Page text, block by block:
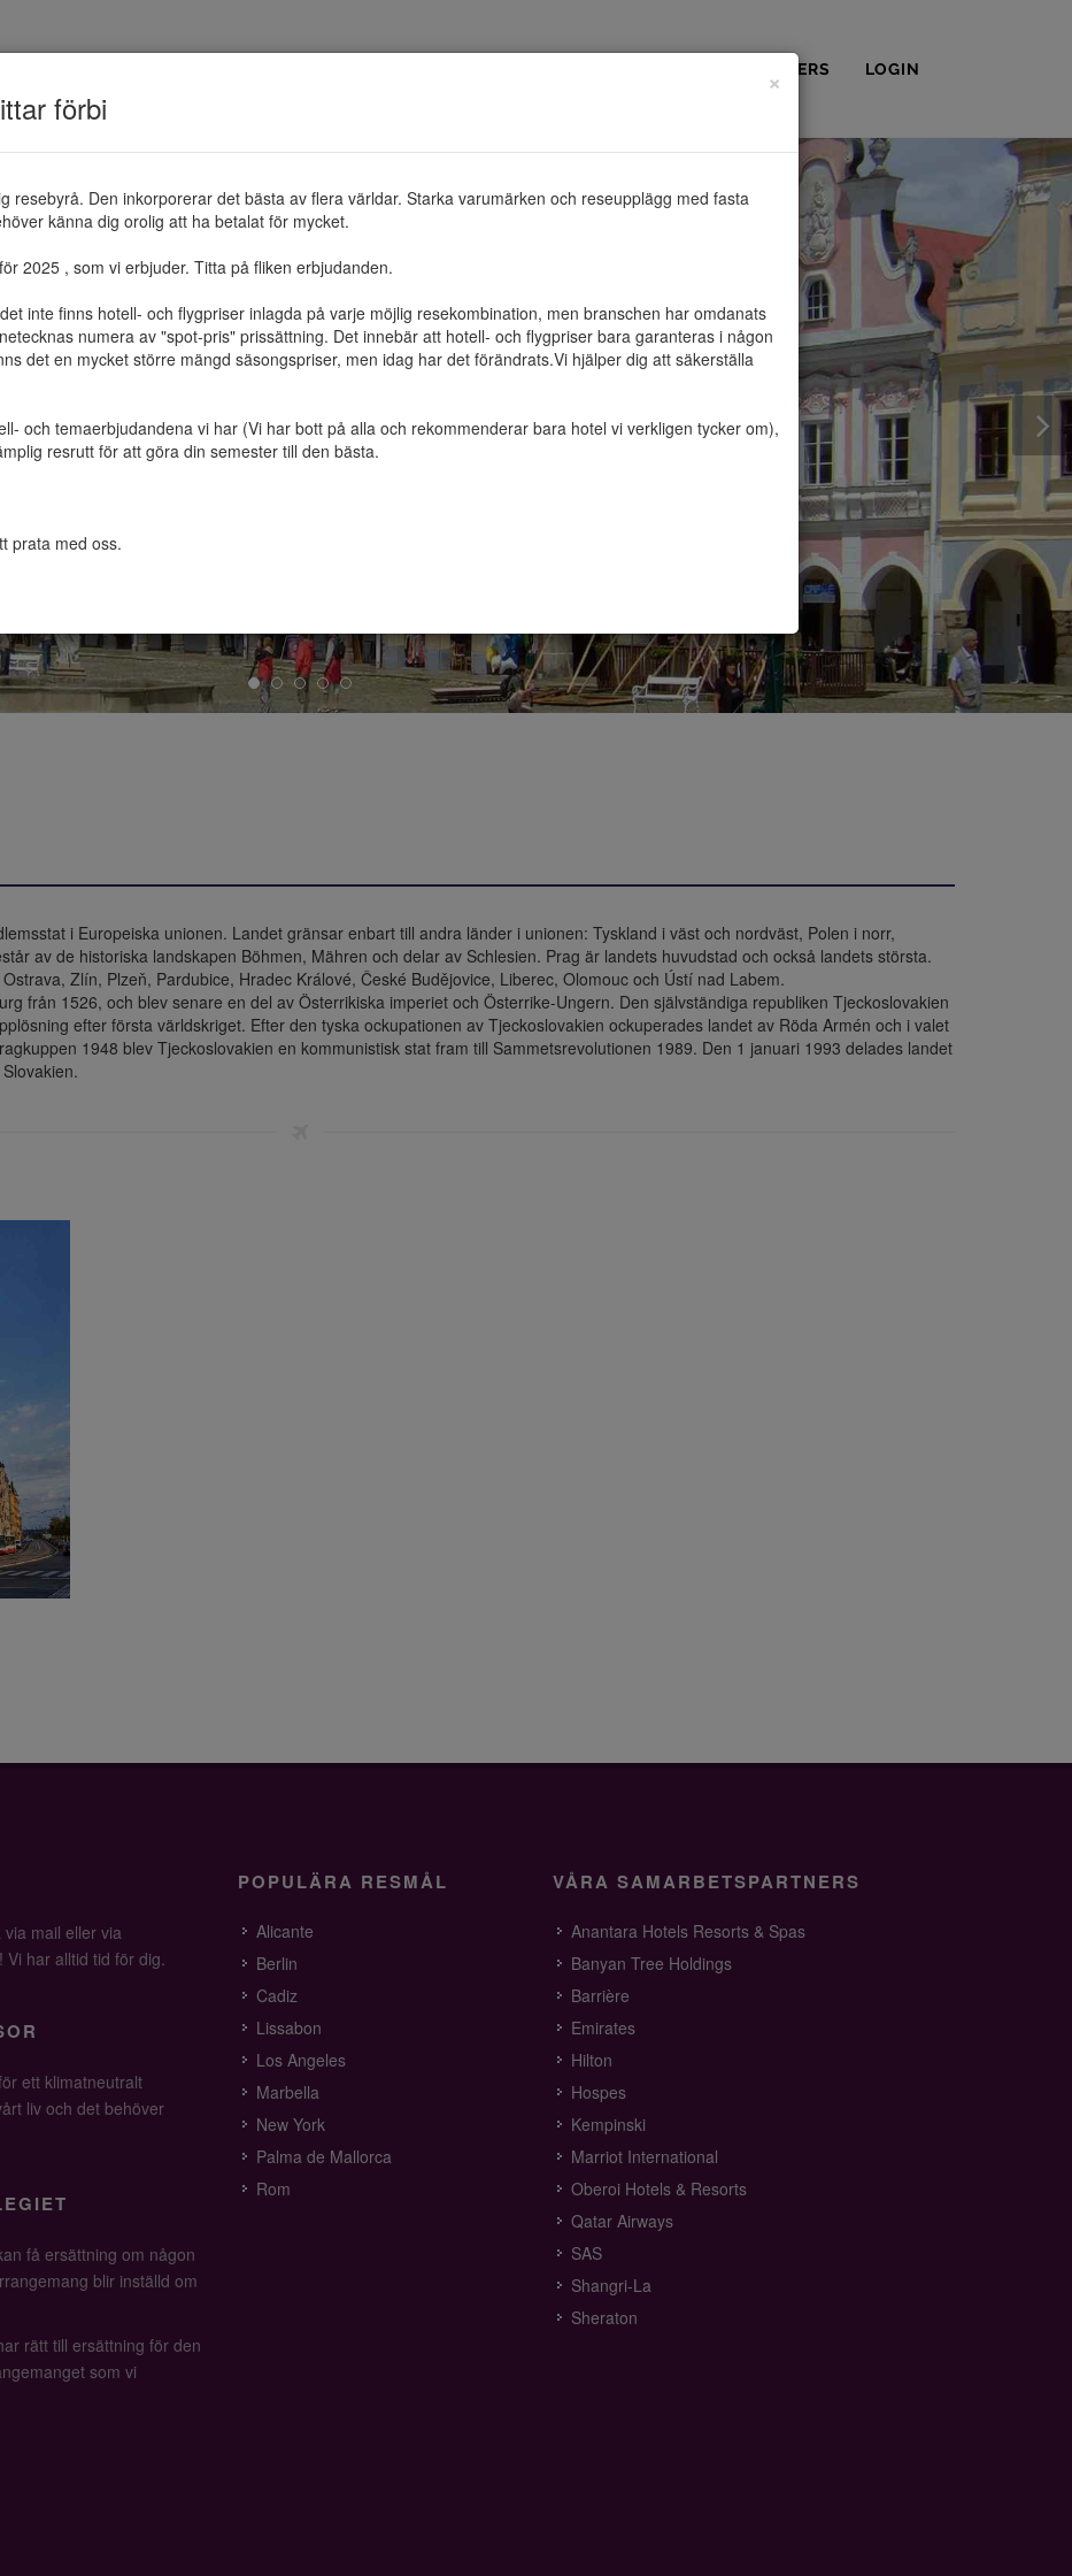
PARTNERS LOGIN
förbi
×
resebyrå. Den inkorporerar det bästa av flera världar. Starka varumärken och reseupplägg med fasta
känna dig orolig att ha betalat för mycket.
2025 , som vi erbjuder. Titta på fliken erbjudanden.
inte finns hotell- och flygpriser inlagda på varje möjlig resekombination, men branschen har omdanats
numera av "spot-pris" prissättning. Det innebär att hotell- och flygpriser bara garanteras i någon
det en mycket större mängd säsongspriser, men idag har det förändrats.Vi hjälper dig att säkerställa
och temaerbjudandena vi har (Vi har bott på alla och rekommenderar bara hotel vi verkligen tycker om),
resrutt för att göra din semester till den bästa.
prata med oss.
i Europeiska unionen. Landet gränsar enbart till andra länder i unionen: Tyskland i väst och nordväst, Polen i norr,
av de historiska landskapen Böhmen, Mähren och delar av Schlesien. Prag är landets huvudstad och också landets största.
Zlín, Plzeň, Pardubice, Hradec Králové, České Budějovice, Liberec, Olomouc och Ústí nad Labem.
från 1526, och blev senare en del av Österrikiska imperiet och Österrike-Ungern. Den självständiga republiken Tjeckoslovakien
efter första världskriget. Efter den tyska ockupationen av Tjeckoslovakien ockuperades landet av Röda Armén och i valet
1948 blev Tjeckoslovakien en kommunistisk stat fram till Sammetsrevolutionen 1989. Den 1 januari 1993 delades landet
mail eller via
har alltid tid för dig.
ett klimatneutralt
liv och det behöver
få ersättning om någon
blir inställd om
rätt till ersättning för den
som vi
POPULÄRA RESMÅL
Alicante
Berlin
Cadiz
Lissabon
Los Angeles
Marbella
New York
Palma de Mallorca
Rom
VÅRA SAMARBETSPARTNERS
Anantara Hotels Resorts & Spas
Banyan Tree Holdings
Barrière
Emirates
Hilton
Hospes
Kempinski
Marriot International
Oberoi Hotels & Resorts
Qatar Airways
SAS
Shangri-La
Sheraton